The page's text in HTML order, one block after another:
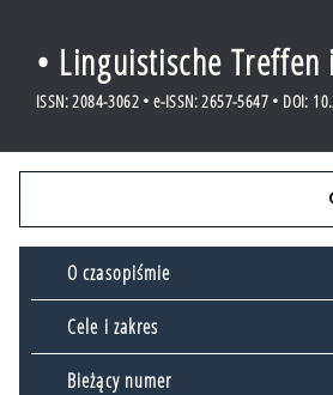
• Linguistische Treffen
ISSN: 2084-3062 • e-ISSN: 2657-5647 • DOI:
O czasopiśmie
Cele i zakres
Bieżący numer